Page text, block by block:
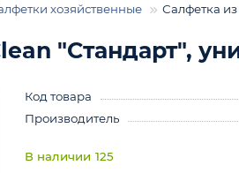
хозяйственные Салфетка
"Стандарт",
Код товара
Производитель
125